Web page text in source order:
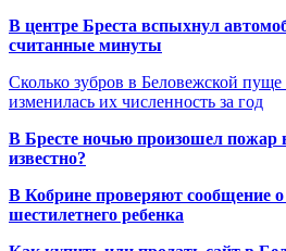
В центре Бреста вспыхнул
считанные минуты
Сколько зубров в Беловежской
изменилась их численность за год
В Бресте ночью произошел пожар
известно?
В Кобрине проверяют сообщение
шестилетнего ребенка